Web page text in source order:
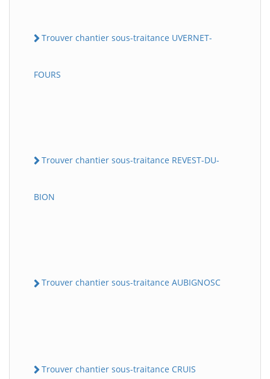
Trouver chantier sous-traitance UVERNET-
FOURS
Trouver chantier sous-traitance REVEST-DU-
BION
Trouver chantier sous-traitance AUBIGNOSC
Trouver chantier sous-traitance CRUIS